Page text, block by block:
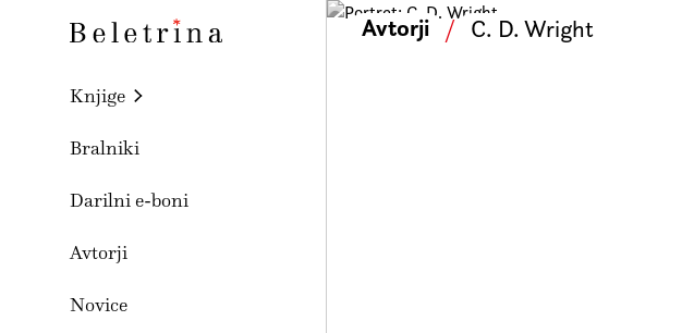
Beletrina
Knjige
Bralniki
Darilni e-boni
Avtorji
Novice
Avtorji / C. D. Wright